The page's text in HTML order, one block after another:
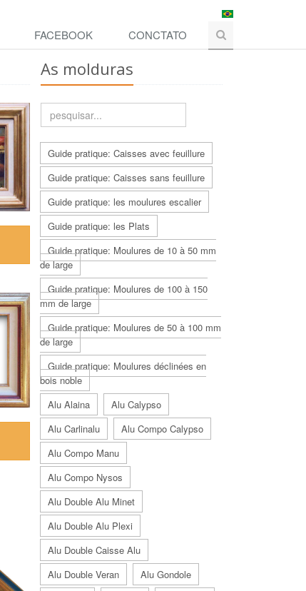
FACEBOOK CONCTATO
As molduras
Guide pratique: Caisses avec feuillure
Guide pratique: Caisses sans feuillure
Guide pratique: les moulures escalier
Guide pratique: les Plats
Guide pratique: Moulures de 10 à 50 mm
de large
Guide pratique: Moulures de 100 à 150
mm de large
Guide pratique: Moulures de 50 à 100 mm
de large
Guide pratique: Moulures déclinées en
bois noble
Alu Alaina
Alu Calypso
Alu Carlinalu
Alu Compo Calypso
Alu Compo Manu
Alu Compo Nysos
Alu Double Alu Minet
Alu Double Alu Plexi
Alu Double Caisse Alu
Alu Double Veran
Alu Gondole